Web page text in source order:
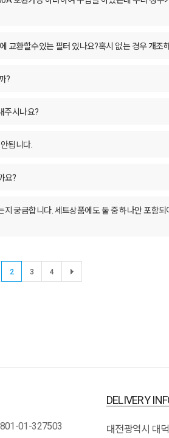
환할수있는 필터 있나요?혹시 없는 경우 개조
?
주시나요?
됩니다.
요?
궁금합니다. 세트상품에도 둘 중 하나만 포함
2 3 4
01-327503
DELIVERY
대전광역시 대